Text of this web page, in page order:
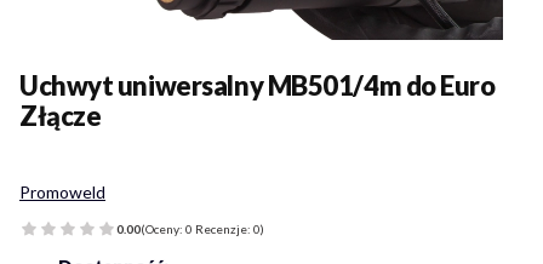
Promoweld
Uchwyt uniwersalny MB501/4m do Euro
Złącze
0.00(Oceny: 0 Recenzje: 0)